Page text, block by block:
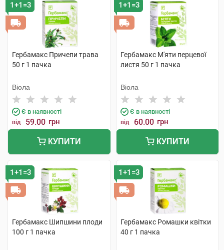
1+1=3
Гербамакс Причепи трава
50 г 1 пачка
Віола
Є в наявності
від 59.00 грн
КУПИТИ
1+1=3
Гербамакс М'яти перцевої
листя 50 г 1 пачка
Віола
Є в наявності
від 60.00 грн
КУПИТИ
1+1=3
Гербамакс Шипшини плоди
100 г 1 пачка
1+1=3
Гербамакс Ромашки квітки
40 г 1 пачка